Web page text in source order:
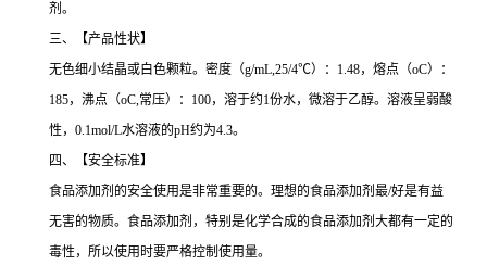
剂。
三、【产品性状】
无色细小结晶或白色颗粒。密度（g/mL,25/4℃）：1.48，熔点（oC）：
185，沸点（oC,常压）：100，溶于约1份水，微溶于乙醇。溶液呈弱酸
性，0.1mol/L水溶液的pH约为4.3。
四、【安全标准】
食品添加剂的安全使用是非常重要的。理想的食品添加剂最/好是有益
无害的物质。食品添加剂，特别是化学合成的食品添加剂大都有一定的
毒性，所以使用时要严格控制使用量。